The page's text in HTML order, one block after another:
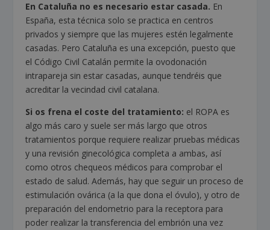
En Cataluña no es necesario estar casada. En
España, esta técnica solo se practica en centros
privados y siempre que las mujeres estén legalmente
casadas. Pero Cataluña es una excepción, puesto que
el Código Civil Catalán permite la ovodonación
intrapareja sin estar casadas, aunque tendréis que
acreditar la vecindad civil catalana.
Si os frena el coste del tratamiento: el ROPA es
algo más caro y suele ser más largo que otros
tratamientos porque requiere realizar pruebas médicas
y una revisión ginecológica completa a ambas, así
como otros chequeos médicos para comprobar el
estado de salud. Además, hay que seguir un proceso de
estimulación ovárica (a la que dona el óvulo), y otro de
preparación del endometrio para la receptora para
poder realizar la transferencia del embrión una vez